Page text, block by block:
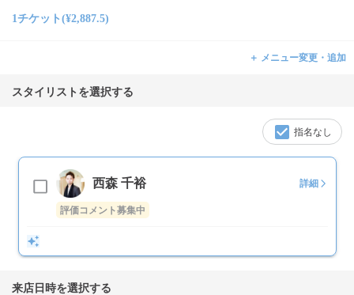
1チケット(¥2,887.5)
＋ メニュー変更・追加
スタイリストを選択する
指名なし
西森 千裕 詳細
評価コメント募集中
来店日時を選択する